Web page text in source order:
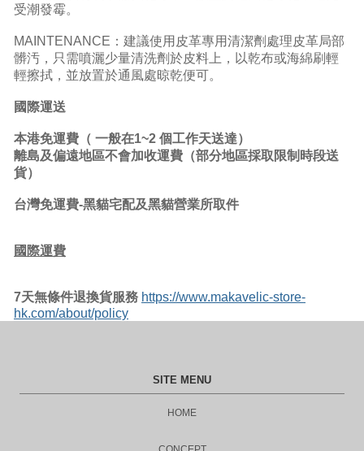
受潮發霉。
MAINTENANCE：建議使用皮革專用清潔劑處理皮革局部
髒汚，只需噴灑少量清洗劑於皮料上，以乾布或海綿刷輕
輕擦拭，並放置於通風處晾乾便可。
國際運送
本港免運費 （ 一般在1~2 個工作天送達）
離島及偏遠地區不會加收運費（部分地區採取限制時段送
貨）
台灣免運費-黑貓宅配及黑貓營業所取件
國際運費
7天無條件退換貨服務 https://www.makavelic-store-
hk.com/about/policy
SITE MENU
HOME